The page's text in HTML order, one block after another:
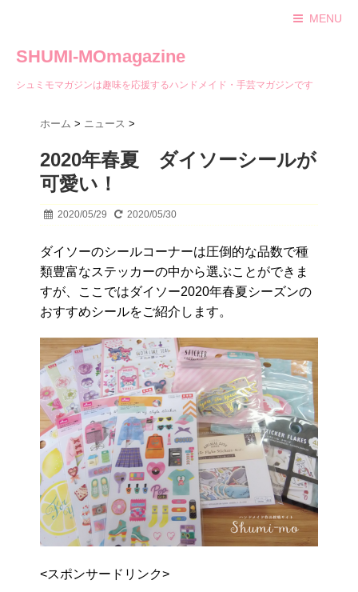
MENU
SHUMI-MOmagazine
シュミモマガジンは趣味を応援するハンドメイド・手芸マガジンです
ホーム > ニュース >
2020年春夏 ダイソーシールが
可愛い！
2020/05/29 2020/05/30
ダイソーのシールコーナーは圧倒的な品数で種
類豊富なステッカーの中から選ぶことができま
すが、ここではダイソー2020年春夏シーズンの
おすすめシールをご紹介します。
<スポンサードリンク>